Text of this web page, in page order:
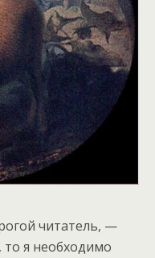
читатель, —
то я необходимо